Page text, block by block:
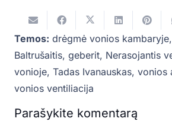
Temos: drėgmė vonios kambaryje,
Baltrušaitis, geberit, Nerasojantis
vonioje, Tadas Ivanauskas, vonios
vonios ventiliacija
Parašykite komentarą